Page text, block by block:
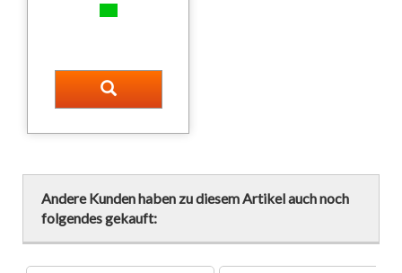
Andere Kunden haben zu diesem Artikel auch noch
folgendes gekauft: